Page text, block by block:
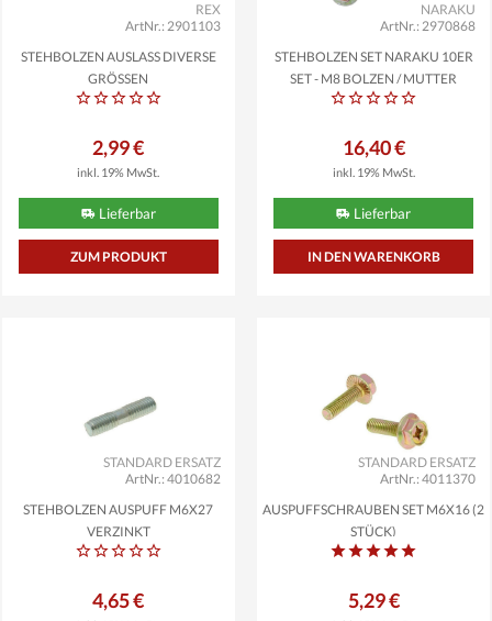
ArtNr.: 2901103
REX
STEHBOLZEN AUSLASS DIVERSE
GRÖSSEN
2,99 €
inkl. 19% MwSt.
Lieferbar
ZUM PRODUKT
ArtNr.: 2970868
NARAKU
STEHBOLZEN SET NARAKU 10ER
SET - M8 BOLZEN / MUTTER
16,40 €
inkl. 19% MwSt.
Lieferbar
ArtNr.: 4010682
STANDARD ERSATZ
STEHBOLZEN AUSPUFF M6X27
VERZINKT
4,65 €
ArtNr.: 4011370
STANDARD ERSATZ
AUSPUFFSCHRAUBEN SET M6X16 (2
STÜCK)
5,29 €